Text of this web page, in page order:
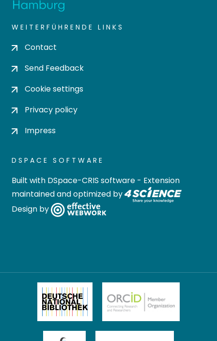
WEITERFÜHRENDE LINKS
Contact
Send Feedback
Cookie settings
Privacy policy
Impress
DSPACE SOFTWARE
Built with DSpace-CRIS software - Extension
maintained and optimized by
Design by